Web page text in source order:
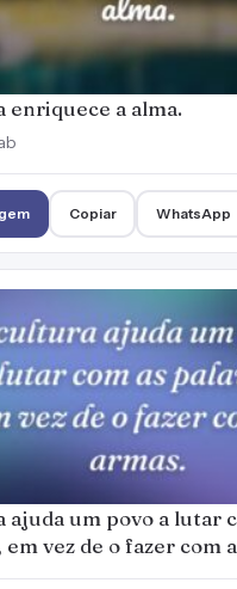
enriquece a alma.
Copiar WhatsApp
ajuda um povo a lutar
em vez de o fazer com